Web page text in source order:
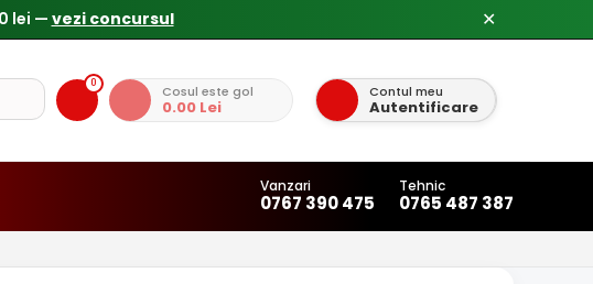
✕
0 Cosul este gol
0.00 Lei
Contul meu
Autentificare
Vanzari
0767 390 475
Tehnic
0765 487 387